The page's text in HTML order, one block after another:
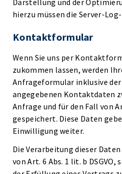
Darstellung und der
hierzu müssen die Server-
Kontaktformular
Wenn Sie uns per
zukommen lassen, werden
Anfrageformular inklusive
angegebenen Kontaktdaten
Anfrage und für den Fall von
gespeichert. Diese Daten
Einwilligung weiter.
Die Verarbeitung dieser
von Art. 6 Abs. 1 lit. b